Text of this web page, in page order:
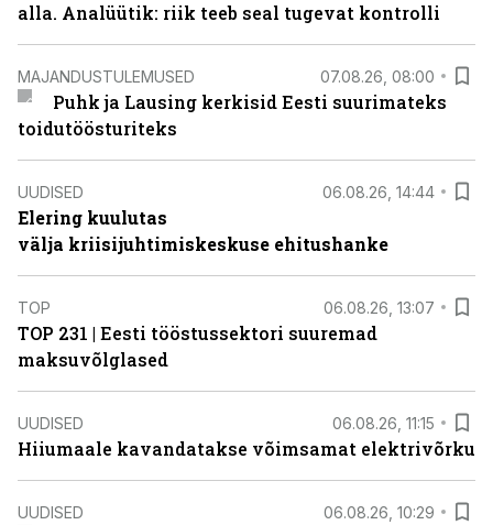
alla. Analüütik: riik teeb seal tugevat kontrolli
MAJANDUSTULEMUSED 07.08.26, 08:00
Puhk ja Lausing kerkisid Eesti suurimateks
toidutöösturiteks
UUDISED 06.08.26, 14:44
Elering kuulutas
välja kriisijuhtimiskeskuse ehitushanke
TOP 06.08.26, 13:07
TOP 231 | Eesti tööstussektori suuremad
maksuvõlglased
UUDISED 06.08.26, 11:15
Hiiumaale kavandatakse võimsamat elektrivõrku
UUDISED 06.08.26, 10:29